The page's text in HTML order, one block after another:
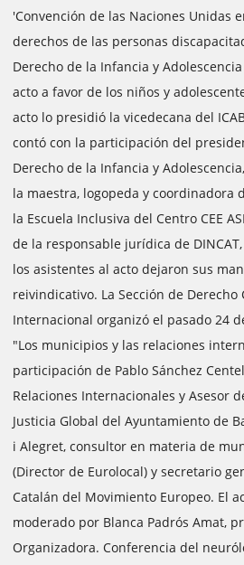
'Convención de las Naciones Unidas
derechos de las personas
Derecho de la Infancia y
acto a favor de los niños y
acto lo presidió la vicedecana del
contó con la participación del
Derecho de la Infancia y
la maestra, logopeda y coordinadora
la Escuela Inclusiva del Centro CEE
de la responsable jurídica de
los asistentes al acto dejaron sus
reivindicativo. La Sección de
Internacional organizó el pasado 24
"Los municipios y las relaciones
participación de Pablo Sánchez
Relaciones Internacionales y Asesor
Justicia Global del Ayuntamiento de
i Alegret, consultor en materia de
(Director de Eurolocal) y secretario
Catalán del Movimiento Europeo. El
moderado por Blanca Padrós Amat,
Organizadora. Conferencia del